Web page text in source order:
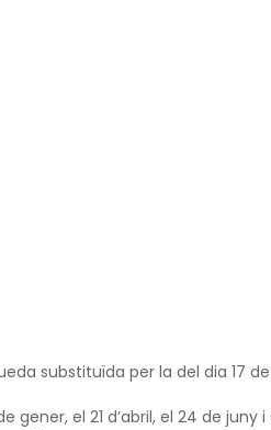
substituïda per la del dia 17
el 21 d’abril, el 24 de